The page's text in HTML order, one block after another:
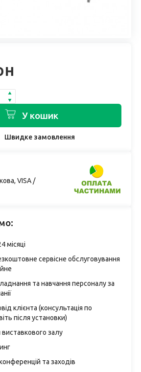
У кошик
Швидке замовлення
VISA /
місяці
сервісне обслуговування
та навчання персоналу за
клієнта (консультація по
після установки)
виставкового залу
та заходів